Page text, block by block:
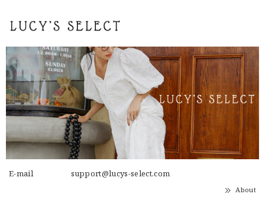
E-mail support@lucys-select.com
About